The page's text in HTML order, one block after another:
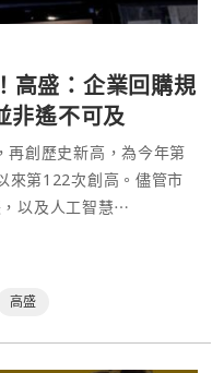
高盛：企業回購規
非遙不可及
創歷史新高，為今年第
來第122次創高。儘管市
以及人工智慧⋯
高盛